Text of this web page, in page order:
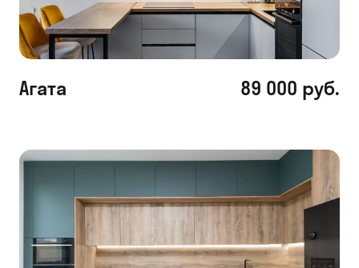
Агата 89 000 руб.